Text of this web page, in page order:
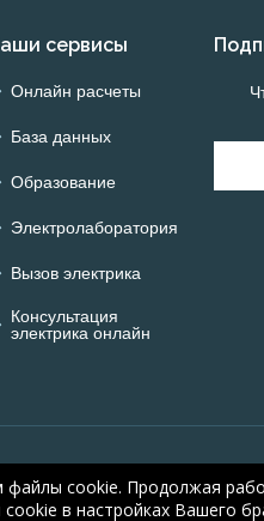
сервисы
Онлайн расчеты
База данных
Образование
Электролаборатория
Вызов электрика
Консультация
электрика онлайн
electric.ru, 2008-2026
cookie. Продолжая
в настройках Вашего